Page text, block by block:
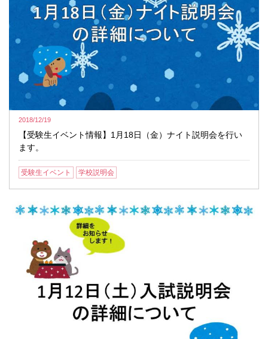
2018/12/19
【受験生イベント情報】1月18日（金）ナイト説明会を行い
ます。
受験生イベント 学校説明会